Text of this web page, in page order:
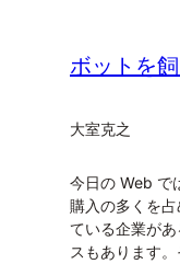
ボットを
大室克之
今日の Web で
購入の多くを
ている企業が
スもあります